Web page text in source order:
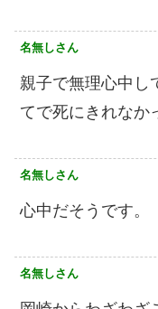
名無しさん
親子で無理心中し
てで死にきれなか
名無しさん
心中だそうです。
名無しさん